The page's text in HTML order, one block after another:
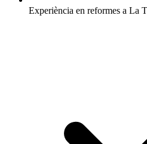
Experiència en reformes a La